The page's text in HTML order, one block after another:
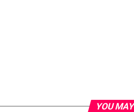
YOU